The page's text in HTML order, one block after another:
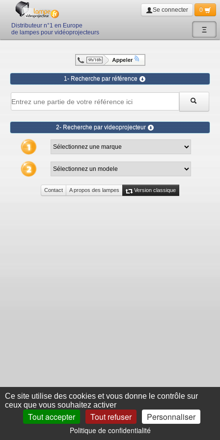
Ξ
Distributeur n°1 en Europe
de lampes pour vidéoprojecteurs
Se connecter 0
1- Recherche par référence
2- Recherche par videoprojecteur
Contact A propos des lampes Version classique
Ce site utilise des cookies et vous donne le contrôle sur
ceux que vous souhaitez activer
Tout accepter Tout refuser Personnaliser
Politique de confidentialité